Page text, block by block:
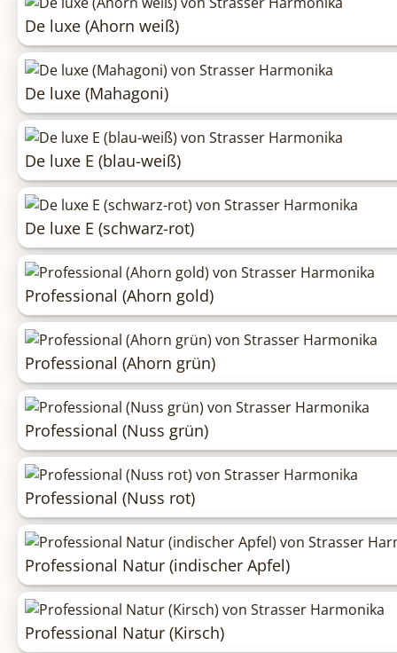
De luxe (Ahorn weiß)
De luxe (Mahagoni)
De luxe E (blau-weiß)
De luxe E (schwarz-rot)
Professional (Ahorn gold)
Professional (Ahorn grün)
Professional (Nuss grün)
Professional (Nuss rot)
Professional Natur (indischer Apfel)
Professional Natur (Kirsch)